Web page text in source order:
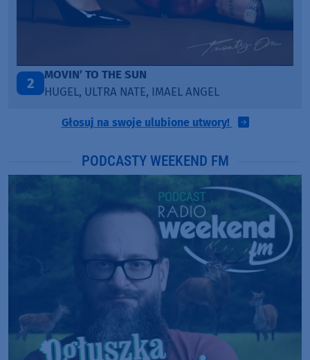
3
TAŃCZ!
BLETKA
Głosuj na swoje ulubione utwory!
PODCASTY WEEKEND FM